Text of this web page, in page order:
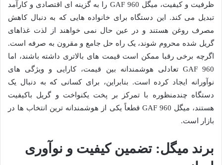
ظرفیت و کیفیت، میگل GAF 960 را به گزینه ای اقتصادی و کارآمد
تبدیل می کند. این دستگاه برای خانواده هایی که به دنبال کاهش
مصرف روغن هستند و در عین حال نمی خواهند از لذت غذاهای
گریل شده محروم شوند، یک راه حل جامع و مقرون به صرفه است.
اگرچه برخی رقبا ممکن است قیمت های بالاتری داشته باشند، اما
GAF 960 تعادلی هوشمندانه بین قیمت، کارایی و ویژگی های
نوآورانه ایجاد کرده است. بنابراین، برای کسانی که به دنبال یک
دستگاه چندمنظوره با تمرکز بر پخت یکنواخت و گریل باکیفیت
هستند، میگل GAF 960 قطعاً یکی از هوشمندانه ترین انتخاب ها در
بازار است.
برند میگل: تضمین کیفیت و نوآوری